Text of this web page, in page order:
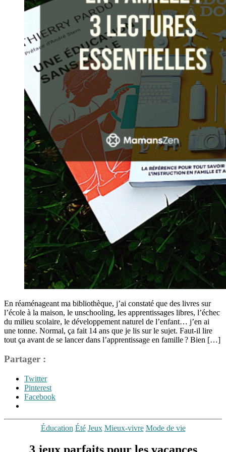
En réaménageant ma bibliothèque, j’ai constaté que des livres sur
l’école à la maison, le unschooling, les apprentissages libres, l’échec
du milieu scolaire, le développement naturel de l’enfant… j’en ai
une tonne. Normal, ça fait 14 ans que je lis sur le sujet. Faut-il lire
tout ça avant de se lancer dans l’apprentissage en famille ? Bien […]
Partager :
Twitter
Pinterest
Facebook
Étiquettes
apprendre
Catégories
Éducation Été Jeux Mieux-vivre Mode de vie